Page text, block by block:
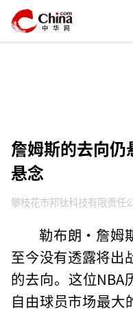
詹姆斯的去向仍
悬念
攀枝花市邦钛科技有限责任
勒布朗·詹姆
至今没有透露将出
的去向。这位NBA
自由球员市场最大